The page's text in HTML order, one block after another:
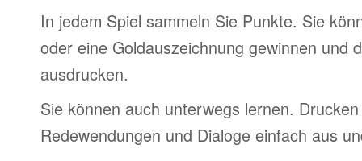
In jedem Spiel sammeln Sie Punkte. Sie
oder eine Goldauszeichnung gewinnen und
ausdrucken.
Sie können auch unterwegs lernen.
Redewendungen und Dialoge einfach aus